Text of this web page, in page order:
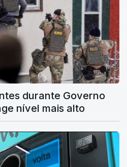
durante Governo
nível mais alto